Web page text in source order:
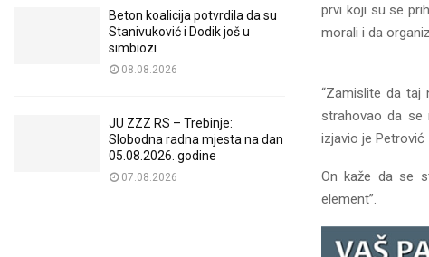
prvi koji su se
morali i da
“Zamislite da
strahovao da se
izjavio je Petrović
On kaže da se
element”.
Beton koalicija potvrdila da su
Stanivuković i Dodik još u
simbiozi
08.08.2026
JU ZZZ RS – Trebinje:
Slobodna radna mjesta na dan
05.08.2026. godine
07.08.2026